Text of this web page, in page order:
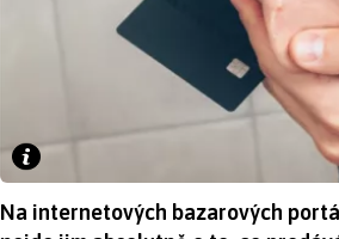
Na internetových bazarových